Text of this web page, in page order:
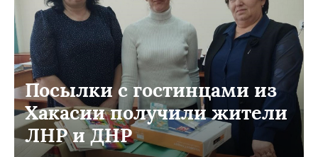
Посылки с гостинцами из
Хакасии получили жители
ЛНР и ДНР